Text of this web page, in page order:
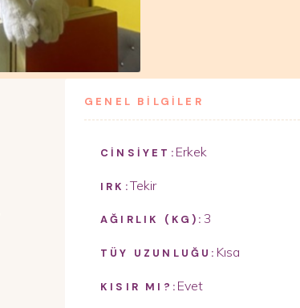
GENEL BİLGİLER
CİNSİYET: Erkek
IRK:Tekir
AĞIRLIK (KG): 3
TÜY UZUNLUĞU: Kısa
KISIR MI?: Evet